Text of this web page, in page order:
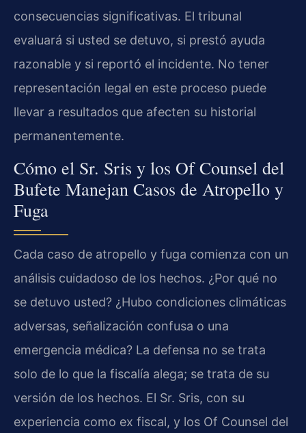
consecuencias significativas. El tribunal
evaluará si usted se detuvo, si prestó ayuda
razonable y si reportó el incidente. No tener
representación legal en este proceso puede
llevar a resultados que afecten su historial
permanentemente.
Cómo el Sr. Sris y los Of Counsel del
Bufete Manejan Casos de Atropello y
Fuga
Cada caso de atropello y fuga comienza con un
análisis cuidadoso de los hechos. ¿Por qué no
se detuvo usted? ¿Hubo condiciones climáticas
adversas, señalización confusa o una
emergencia médica? La defensa no se trata
solo de lo que la fiscalía alega; se trata de su
versión de los hechos. El Sr. Sris, con su
experiencia como ex fiscal, y los Of Counsel del